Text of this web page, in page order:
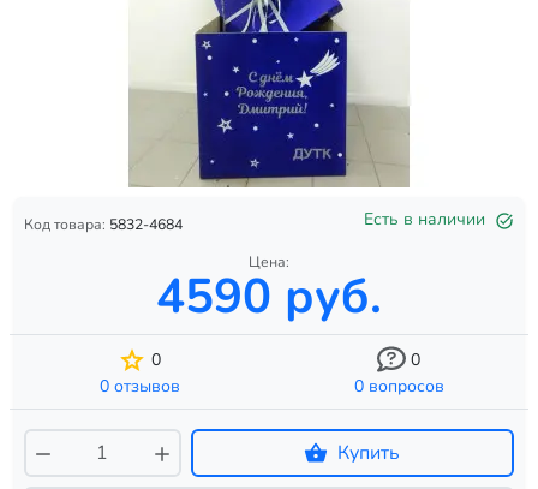
Код товара: 5832-4684 Есть в наличии
Цена:
4590 руб.
0
0 отзывов
0
0 вопросов
Купить